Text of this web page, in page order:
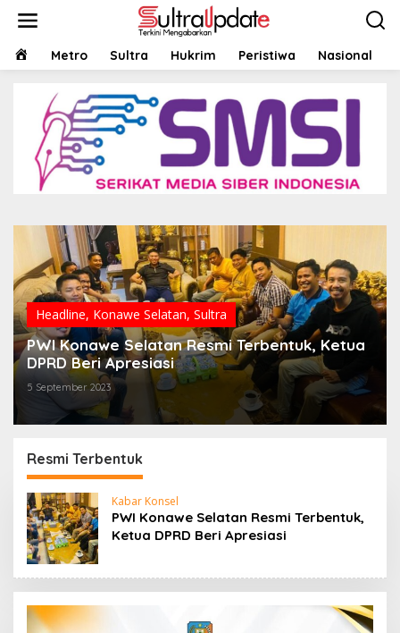
HOMEMetro Sultra Hukrim Peristiwa Nasional
Headline, Konawe Selatan, Sultra
PWI Konawe Selatan Resmi Terbentuk, Ketua
DPRD Beri Apresiasi
5 September 2023
Resmi Terbentuk
Kabar Konsel
PWI Konawe Selatan Resmi Terbentuk,
Ketua DPRD Beri Apresiasi